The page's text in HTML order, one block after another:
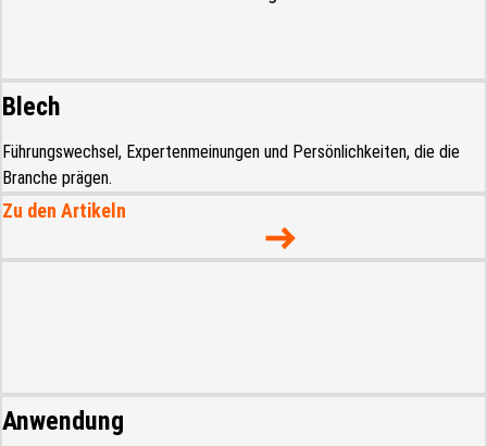
Blech
Führungswechsel, Expertenmeinungen und Persönlichkeiten, die die
Branche prägen.
Zu den Artikeln
Anwendung